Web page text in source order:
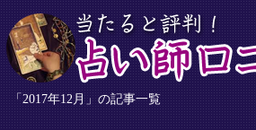
「2017年12月」の記事一覧